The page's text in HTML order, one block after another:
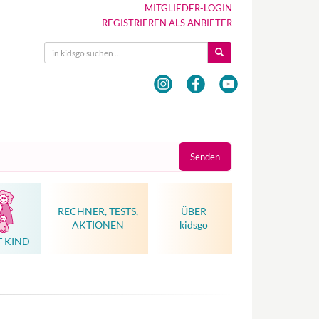
MITGLIEDER-LOGIN
REGISTRIEREN ALS ANBIETER
Senden
KIND
RECHNER, TESTS,
AKTIONEN
ÜBER
kidsgo